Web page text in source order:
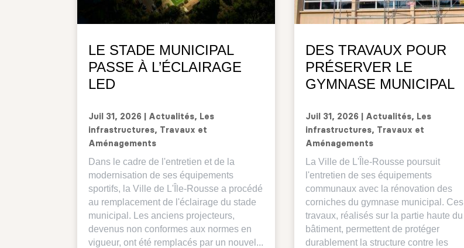
LE STADE MUNICIPAL
PASSE À L’ÉCLAIRAGE
LED
Juil 31, 2026 Actualités, Les
infrastructures, Travaux et
Aménagements
Dans le cadre de l'entretien et de la
modernisation de ses équipements
sportifs, la Ville de L'Île-Rousse a procédé
au remplacement de l'éclairage du stade
municipal. Les anciens projecteurs,
devenus non conformes aux normes en
vigueur, ont été remplacés par un nouvel...
DES TRAVAUX POUR
PRÉSERVER LE
GYMNASE MUNICIPAL
Juil 31, 2026| Actualités, Les
infrastructures, Travaux et
Aménagements
La Ville de L'Île-Rousse poursuit
l'entretien de ses équipements
communaux avec la rénovation des
corniches du gymnase municipal. Ces
travaux, réalisés sur la partie haute du
bâtiment, permettent de protéger
durablement la structure contre les